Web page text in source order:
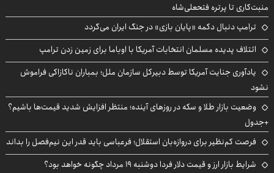
منبت‌کاری تا پرتره فتحعلی‌شاه
ترامپ دنبال دکمه «پایان بازی» در جنگ ایران می‌گردد
ائتلاف پدیده مسلمان انتخابات آمریکا با اوباما برای زمین زدن ترامپ
یادآوری جنایت آمریکا توسط دبیرکل سازمان ملل؛ بمباران ناکازاکی فراموش
نشود
وضعیت بازار طلا و سکه در روزهای آینده؛ منتظر افزایش شدید قیمت‌ها باشیم؟
+جدول
فرصت کم‌نظیر برای دروازه‌بان استقلال؛ فرعباسی باید قدر این نیم‌فصل را بداند
شرایط بازار ارز و قیمت دلار فردا دوشنبه ۱۹ مرداد چگونه خواهد بود؟